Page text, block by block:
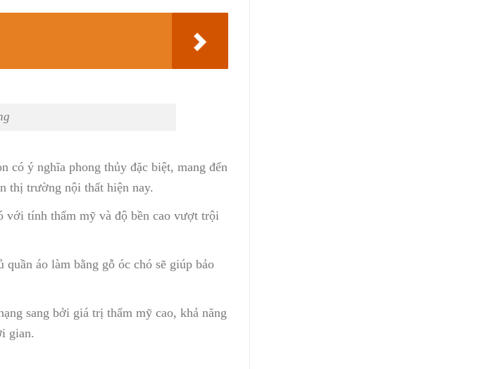
có ý nghĩa phong thủy đặc biệt, mang đến
thị trường nội thất hiện nay.
với tính thẩm mỹ và độ bền cao vượt trội
áo làm bằng gỗ óc chó sẽ giúp bảo
sang bởi giá trị thẩm mỹ cao, khả năng
gian.